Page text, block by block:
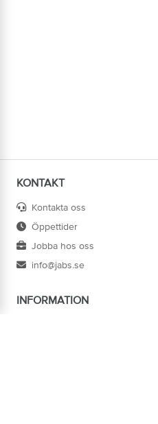
KONTAKT
Kontakta oss
Öppettider
Jobba hos oss
info@jabs.se
INFORMATION